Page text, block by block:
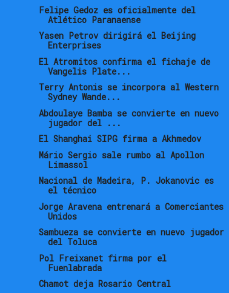
Felipe Gedoz es oficialmente del
Atlético Paranaense
Yasen Petrov dirigirá el Beijing
Enterprises
El Atromitos confirma el fichaje de
Vangelis Plate...
Terry Antonis se incorpora al Western
Sydney Wande...
Abdoulaye Bamba se convierte en nuevo
jugador del ...
El Shanghai SIPG firma a Akhmedov
Mário Sergio sale rumbo al Apollon
Limassol
Nacional de Madeira, P. Jokanovic es
el técnico
Jorge Aravena entrenará a Comerciantes
Unidos
Sambueza se convierte en nuevo jugador
del Toluca
Pol Freixanet firma por el
Fuenlabrada
Chamot deja Rosario Central